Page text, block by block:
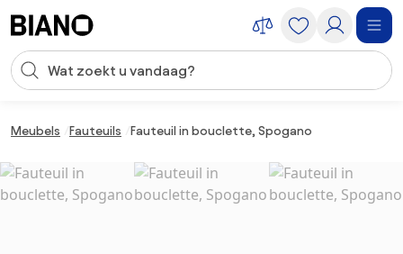
Zoekopdracht invoeren
Meubels Fauteuils Fauteuil in bouclette, Spogano